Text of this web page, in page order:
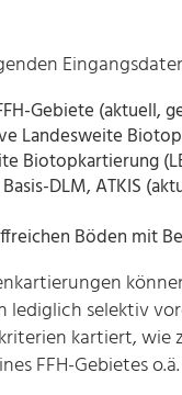
Gebiete (aktuell,
Landesweite
Biotopkartierung
DLM, ATKIS
Böden mit
lediglich selektiv
kartiert, wie
FFH-Gebietes o.ä.